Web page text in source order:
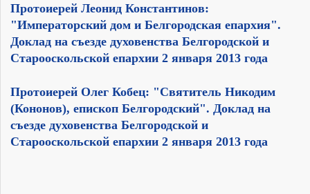
Протоиерей Леонид Константинов:
"Императорский дом и Белгородская епархия".
Доклад на съезде духовенства Белгородской и
Старооскольской епархии 2 января 2013 года
Протоиерей Олег Кобец: "Святитель Никодим
(Кононов), епископ Белгородский". Доклад на
съезде духовенства Белгородской и
Старооскольской епархии 2 января 2013 года